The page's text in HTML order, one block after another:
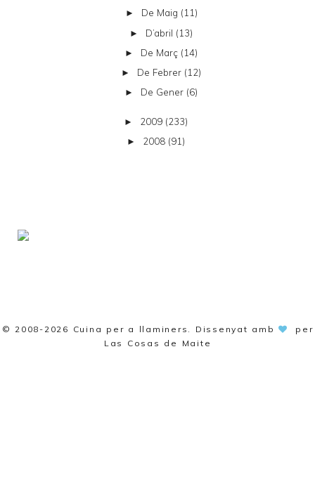
► De Maig (11)
► D’abril (13)
► De Març (14)
► De Febrer (12)
► De Gener (6)
► 2009 (233)
► 2008 (91)
© 2008-2026 Cuina per a llaminers . Dissenyat amb
per
Las Cosas de Maite